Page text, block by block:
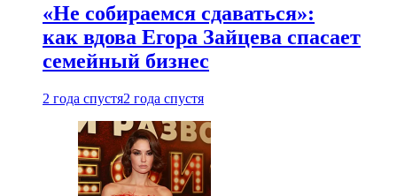
«Не собираемся сдаваться»:
как вдова Егора Зайцева спасает
семейный бизнес
2 года спустя2 года спустя